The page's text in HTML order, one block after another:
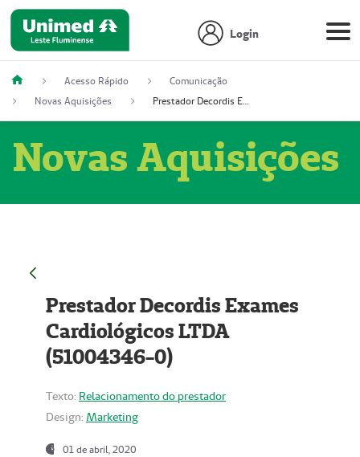
Login
Acesso Rápido
Comunicação
Novas Aquisições
Prestador Decordis Exames Cardiológicos LTDA (51004346-0)
Novas Aquisições
Prestador Decordis Exames
Cardiológicos LTDA
(51004346-0)
Texto: Relacionamento do prestador
Design: Marketing
01 de abril, 2020